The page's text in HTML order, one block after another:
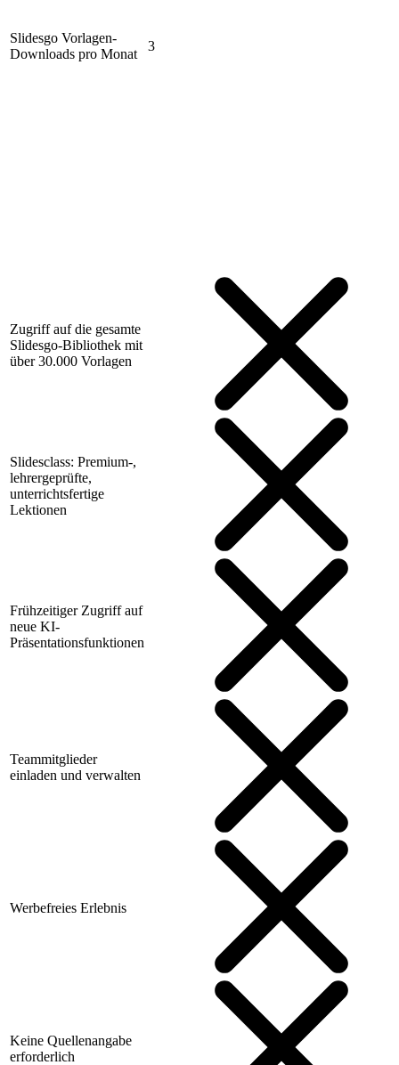
Slidesgo Vorlagen-
Downloads pro Monat
3
Zugriff auf die gesamte
Slidesgo-Bibliothek mit
über 30.000 Vorlagen
Slidesclass: Premium-,
lehrergeprüfte,
unterrichtsfertige
Lektionen
Frühzeitiger Zugriff auf
neue KI-
Präsentationsfunktionen
Teammitglieder
einladen und verwalten
Werbefreies Erlebnis
Keine Quellenangabe
erforderlich